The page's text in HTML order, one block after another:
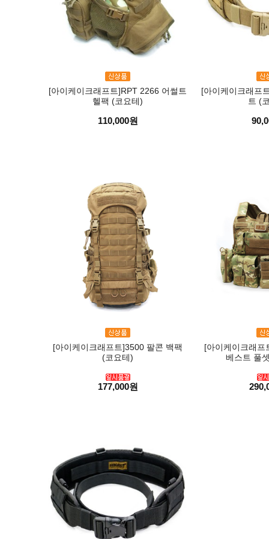
[아이케이크래프트]RPT 2266 어썰트
헬팩 (코요테)
110,000원
[아이케이크래프
트 (
[아이케이크래프트]3500 팔콘 백팩
(코요테)
177,000원
[아이케이크래프
베스트 풀